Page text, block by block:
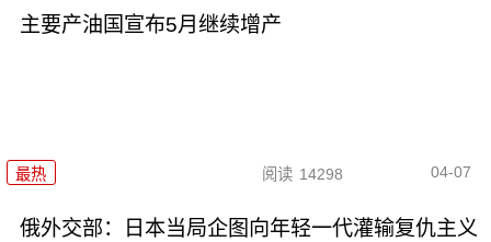
主要产油国宣布5月继续增产
最热 阅读 14298 04-07
俄外交部：日本当局企图向年轻一代灌输复仇主义